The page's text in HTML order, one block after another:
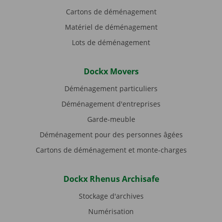
Cartons de déménagement
Matériel de déménagement
Lots de déménagement
Dockx Movers
Déménagement particuliers
Déménagement d'entreprises
Garde-meuble
Déménagement pour des personnes âgées
Cartons de déménagement et monte-charges
Dockx Rhenus Archisafe
Stockage d'archives
Numérisation